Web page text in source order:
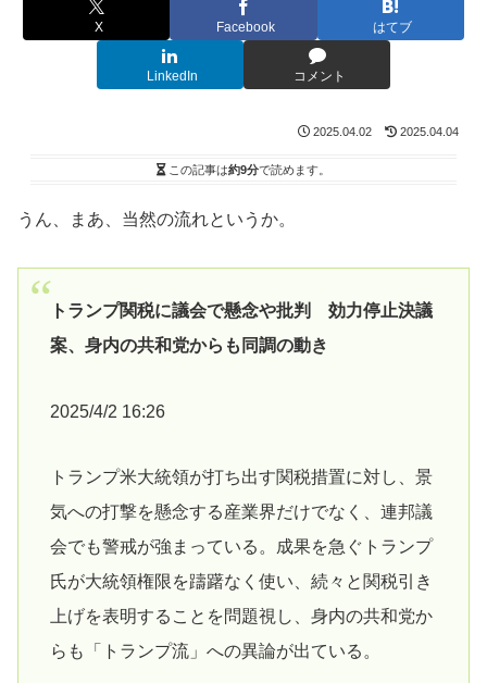
X Facebook はてブ
LinkedIn コメント
2025.04.02 2025.04.04
この記事は約9分で読めます。
うん、まあ、当然の流れというか。
トランプ関税に議会で懸念や批判 効力停止決議
案、身内の共和党からも同調の動き
2025/4/2 16:26
トランプ米大統領が打ち出す関税措置に対し、景
気への打撃を懸念する産業界だけでなく、連邦議
会でも警戒が強まっている。成果を急ぐトランプ
氏が大統領権限を躊躇なく使い、続々と関税引き
上げを表明することを問題視し、身内の共和党か
らも「トランプ流」への異論が出ている。